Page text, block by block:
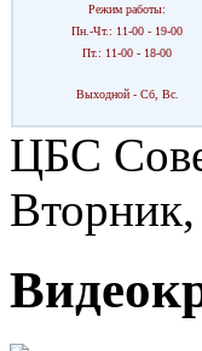
Режим работы:
Пн.-Чт.: 11-00 - 19-00
Пт.: 11-00 - 18-00
Выходной - Сб, Вс.
ЦБС